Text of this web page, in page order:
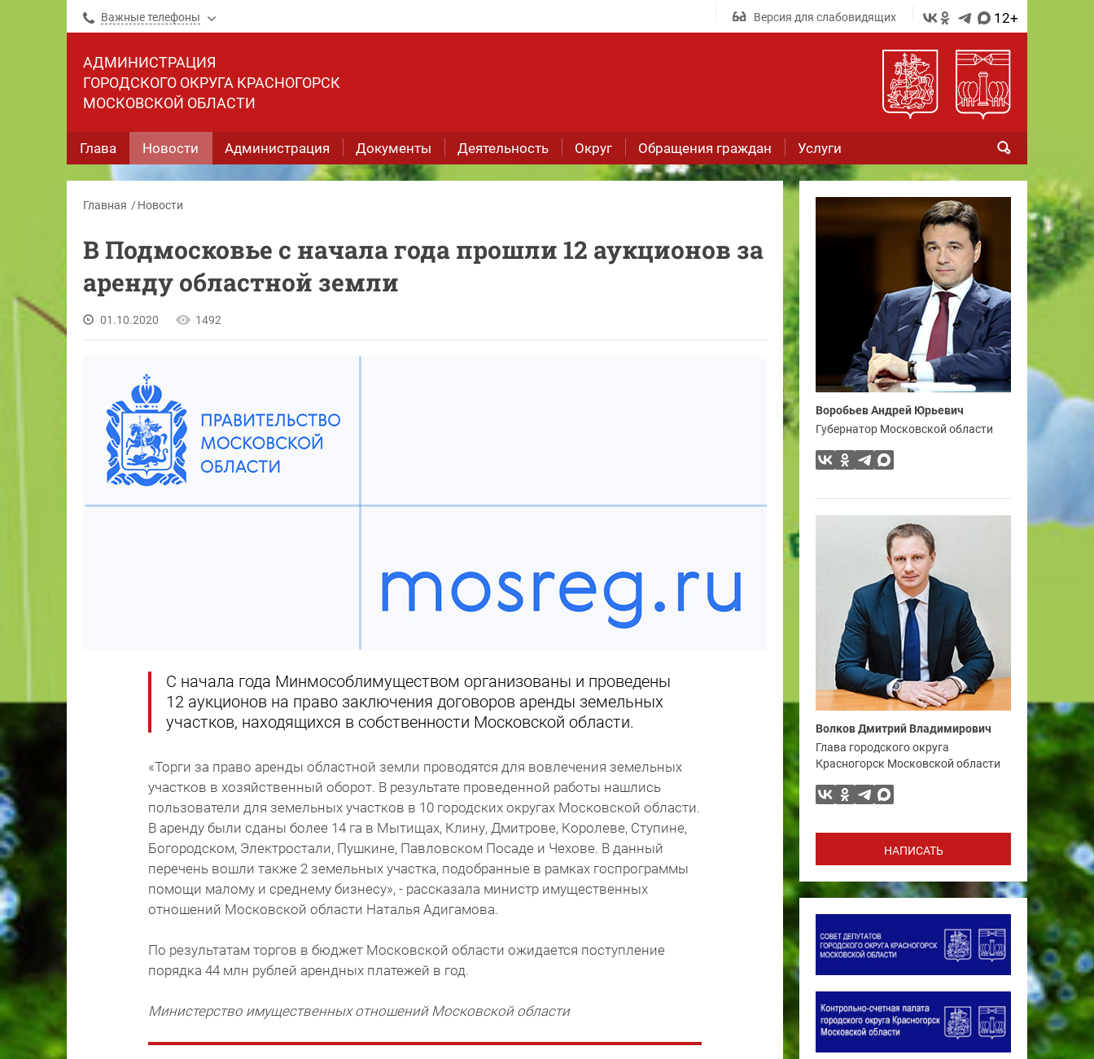
Важные телефоны Версия для слабовидящих 12+
АДМИНИСТРАЦИЯ
ГОРОДСКОГО ОКРУГА КРАСНОГОРСК
МОСКОВСКОЙ ОБЛАСТИ
Глава Новости Администрация Документы Деятельность Округ Обращения граждан Услуги
Главная Новости
В Подмосковье с начала года прошли 12 аукционов за
аренду областной земли
01.10.2020 1492
С начала года Минмособлимуществом организованы и проведены
12 аукционов на право заключения договоров аренды земельных
участков, находящихся в собственности Московской области.
«Торги за право аренды областной земли проводятся для вовлечения земельных
участков в хозяйственный оборот. В результате проведенной работы нашлись
пользователи для земельных участков в 10 городских округах Московской области.
В аренду были сданы более 14 га в Мытищах, Клину, Дмитрове, Королеве, Ступине,
Богородском, Электростали, Пушкине, Павловском Посаде и Чехове. В данный
перечень вошли также 2 земельных участка, подобранные в рамках госпрограммы
помощи малому и среднему бизнесу», - рассказала министр имущественных
отношений Московской области Наталья Адигамова.
По результатам торгов в бюджет Московской области ожидается поступление
порядка 44 млн рублей арендных платежей в год.
Министерство имущественных отношений Московской области
Воробьев Андрей Юрьевич
Губернатор Московской области
Волков Дмитрий Владимирович
Глава городского округа
Красногорск Московской области
НАПИСАТЬ